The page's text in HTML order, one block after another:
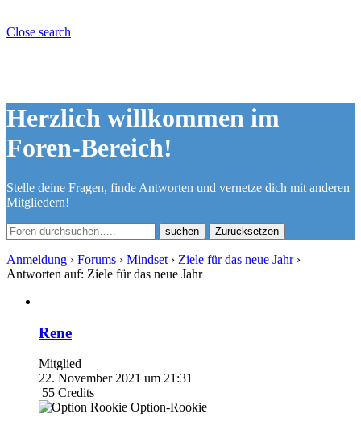
Close search
Herzlich willkommen im
Foren-Bereich!
Stelle deine Fragen, finde Antworten und vernetze dich mit anderen
Mitgliedern!
Zurücksetzen
Anmeldung › Forums › Mindset › Ziele für das neue Jahr ›
Antworten auf: Ziele für das neue Jahr
Rene
Mitglied
22. November 2021 um 21:31
55 Credits
Option-Rookie